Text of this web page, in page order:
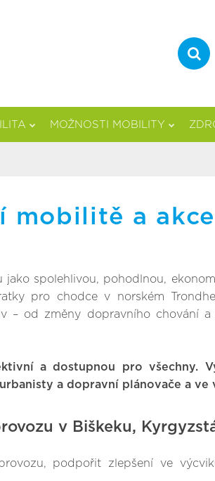
MOŽNOSTI MOBILITY
mobilitě a akce
spolehlivou, pohodlnou,
pro chodce v norském
– od změny dopravního chování a
a dostupnou pro všechny.
a dopravní plánovače a ve
v Biškeku,
podpořit zlepšení ve